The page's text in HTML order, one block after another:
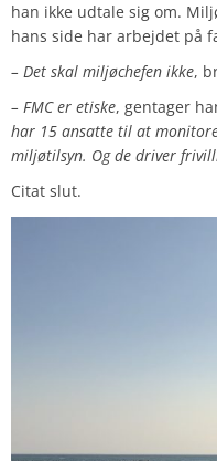
han ikke udtale sig om.
hans side har arbejdet på
– Det skal miljøchefen ikke,
– FMC er etiske, gentager
har 15 ansatte til at
miljøtilsyn. Og de driver
Citat slut.